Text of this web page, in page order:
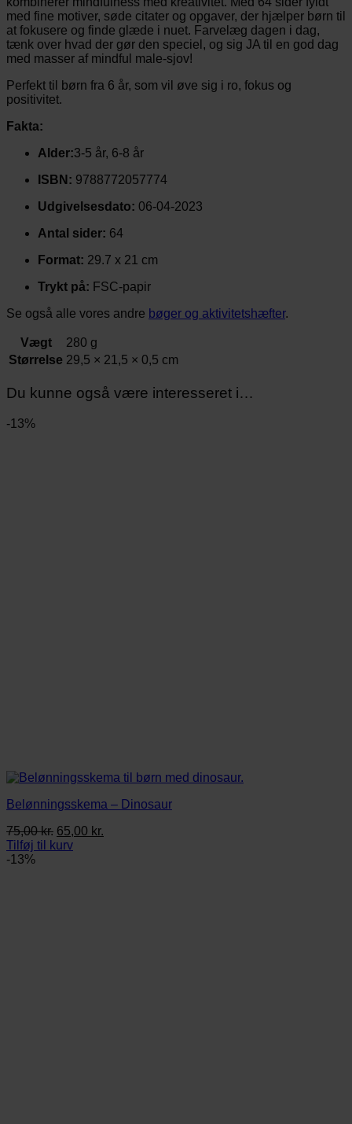
med fine motiver, søde citater og opgaver, der hjælper børn til
at fokusere og finde glæde i nuet. Farvelæg dagen i dag,
tænk over hvad der gør den speciel, og sig JA til en god dag
med masser af mindful male-sjov!
Perfekt til børn fra 6 år, som vil øve sig i ro, fokus og
positivitet.
Fakta:
Alder:3-5 år, 6-8 år
ISBN: 9788772057774
Udgivelsesdato: 06-04-2023
Antal sider: 64
Format: 29.7 x 21 cm
Trykt på: FSC-papir
Se også alle vores andre bøger og aktivitetshæfter.
Vægt
280 g
Størrelse 29,5 × 21,5 × 0,5 cm
Du kunne også være interesseret i…
-13%
Belønningsskema – Dinosaur
75,00kr. Den
oprindelige
65,00 kr.
Tilføj til kurv
-13%